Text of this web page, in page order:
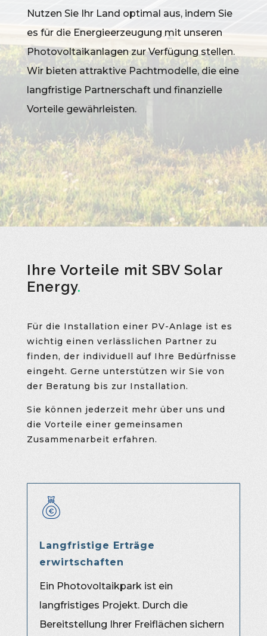
Nutzen Sie Ihr Land optimal aus, indem Sie
es für die Energieerzeugung mit unseren
Photovoltaikanlagen zur Verfügung stellen.
Wir bieten attraktive Pachtmodelle, die eine
langfristige Partnerschaft und finanzielle
Vorteile gewährleisten.
Ihre Vorteile mit SBV Solar
Energy.
Für die Installation einer PV-Anlage ist es
wichtig einen verlässlichen Partner zu
finden, der individuell auf Ihre Bedürfnisse
eingeht. Gerne unterstützen wir Sie von
der Beratung bis zur Installation.
Sie können jederzeit mehr über uns und
die Vorteile einer gemeinsamen
Zusammenarbeit erfahren.
Langfristige Erträge
erwirtschaften
Ein Photovoltaikpark ist ein
langfristiges Projekt. Durch die
Bereitstellung Ihrer Freiflächen sichern